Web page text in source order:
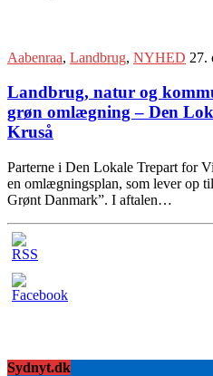
Aabenraa, Landbrug, NYHED 27.
Landbrug, natur og
grøn omlægning – Den
Kruså
Parterne i Den Lokale Trepart for
en omlægningsplan, som lever op
Grønt Danmark”. I aftalen…
Sydnyt.dk